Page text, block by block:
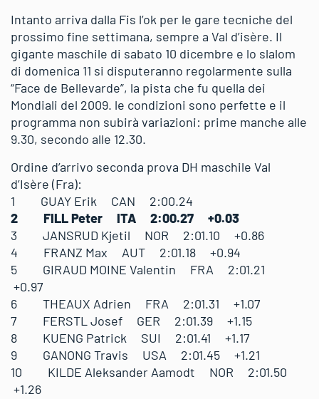
Intanto arriva dalla Fis l’ok per le gare tecniche del
prossimo fine settimana, sempre a Val d’isère. Il
gigante maschile di sabato 10 dicembre e lo slalom
di domenica 11 si disputeranno regolarmente sulla
“Face de Bellevarde”, la pista che fu quella dei
Mondiali del 2009. le condizioni sono perfette e il
programma non subirà variazioni: prime manche alle
9.30, secondo alle 12.30.
Ordine d’arrivo seconda prova DH maschile Val
d’Isère (Fra):
1 GUAY Erik CAN 2:00.24
2 FILL Peter ITA 2:00.27 +0.03
3 JANSRUD Kjetil NOR 2:01.10 +0.86
4 FRANZ Max AUT 2:01.18 +0.94
5 GIRAUD MOINE Valentin FRA 2:01.21
+0.97
6 THEAUX Adrien FRA 2:01.31 +1.07
7 FERSTL Josef GER 2:01.39 +1.15
8 KUENG Patrick SUI 2:01.41 +1.17
9 GANONG Travis USA 2:01.45 +1.21
10 KILDE Aleksander Aamodt NOR 2:01.50
+1.26